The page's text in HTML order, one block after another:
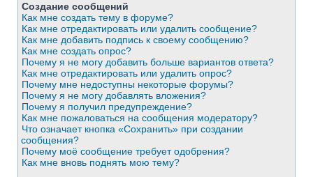
Создание сообщений
Как мне создать тему в форуме?
Как мне отредактировать или удалить сообщение?
Как мне добавить подпись к своему сообщению?
Как мне создать опрос?
Почему я не могу добавить больше вариантов ответа?
Как мне отредактировать или удалить опрос?
Почему мне недоступны некоторые форумы?
Почему я не могу добавлять вложения?
Почему я получил предупреждение?
Как мне пожаловаться на сообщения модератору?
Что означает кнопка «Сохранить» при создании
сообщения?
Почему моё сообщение требует одобрения?
Как мне вновь поднять мою тему?